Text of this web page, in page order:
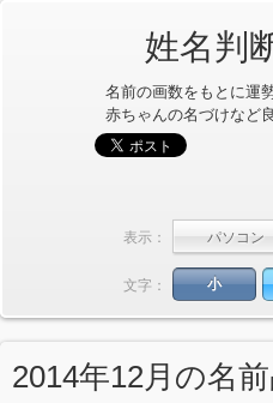
姓名判
名前の画数をもとに運
赤ちゃんの名づけなど
表示：
文字： 小
2014年12月の名